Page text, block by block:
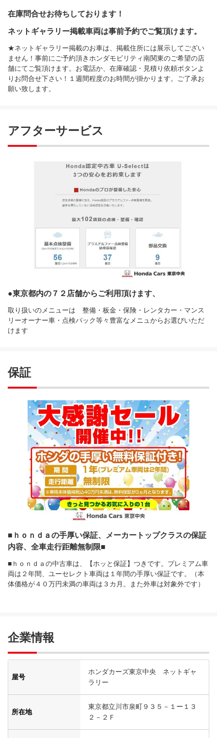
在庫問合せお待ちしております！
ネットギャラリー掲載車両は事前予約でご覧頂けます。
★ネットギャラリー掲載のお車は、掲載住所には展示してござい
ません！事前にご予約頂きホンダモビリティ南関東のご希望の店
舗にてご覧頂けます。お電話か、在庫確認・見積り依頼ボタンよ
りお問合せ下さい！１週間程度のお時間が掛かります。ご了承お
願い致します。
アフターサービス
●東京都内の７２店舗からご利用頂けます、
取り扱いのメニューは 整備・板金・保険・レンタカー・マンス
リーオーナー車・点検パック等々豊富なメニュからお選びいただ
けます
保証
■ｈｏｎｄａの手厚い保証、メーカートップクラスの保証
内容、全車走行距離無制限■
■ｈｏｎｄａの中古車は、【ホッと保証】つきです。プレミアム車
両は２年間、ユーセレクト車両は１年間の手厚い保証です。（本
体価格が４０万円未満の車両は３カ月。また外車は対象外です）
企業情報
屋号
ホンダカーズ東京中央 ネットギャ
ラリー
所在地
東京都立川市泉町９３５－１ー１３
２－２Ｆ